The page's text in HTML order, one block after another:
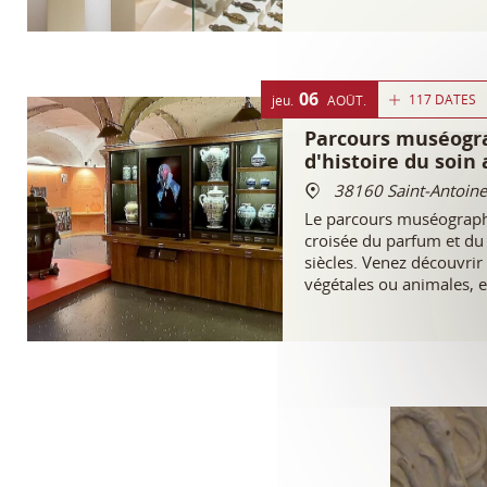
117 DATES
jeu. 06 AOÛT
Parcours
d'histoire du soin
38160 Saint-
Le parcours
croisée du parfum et
siècles. Venez découvrir
végétales ou animales,